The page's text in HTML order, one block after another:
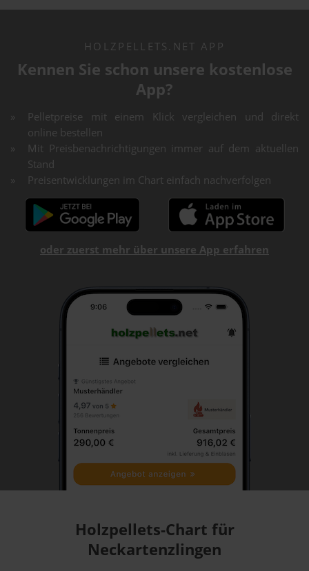
HOLZPELLETS.NET APP
Kennen Sie schon unsere kostenlose
App?
Pelletpreise mit einem Klick vergleichen und direkt
online bestellen
Mit Preisbenachrichtigungen immer auf dem aktuellen
Stand
Preisentwicklungen im Chart einfach nachverfolgen
oder zuerst mehr über unsere App erfahren
Holzpellets-Chart für
Neckartenzlingen